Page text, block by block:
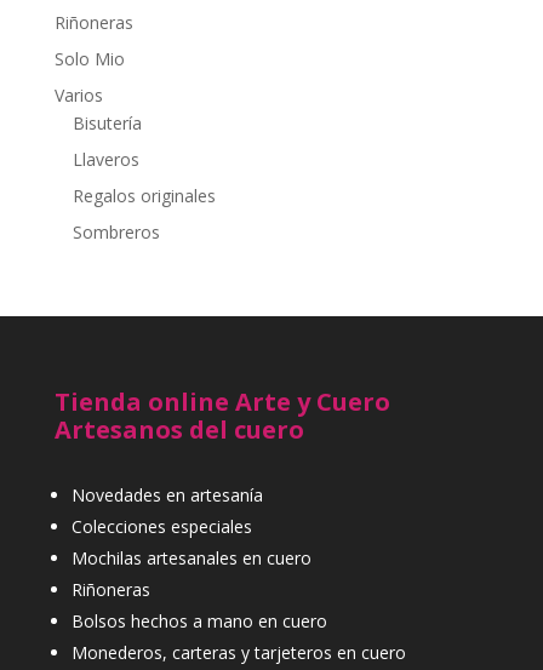
Riñoneras
Solo Mio
Varios
Bisutería
Llaveros
Regalos originales
Sombreros
Tienda online Arte y Cuero
Artesanos del cuero
Novedades en artesanía
Colecciones especiales
Mochilas artesanales en cuero
Riñoneras
Bolsos hechos a mano en cuero
Monederos, carteras y tarjeteros en cuero